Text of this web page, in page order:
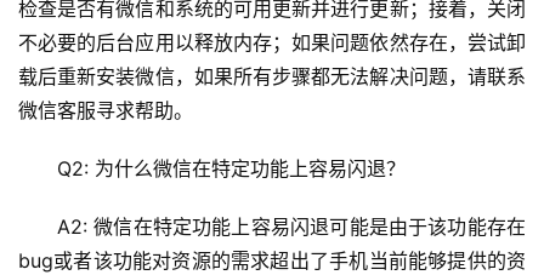
运
维
检查是否有微信和系统的可用更新并进行更新；接着，关闭
不必要的后台应用以释放内存；如果问题依然存在，尝试卸
载后重新安装微信，如果所有步骤都无法解决问题，请联系
微信客服寻求帮助。
Q2: 为什么微信在特定功能上容易闪退？
A2: 微信在特定功能上容易闪退可能是由于该功能存在
bug或者该功能对资源的需求超出了手机当前能够提供的资